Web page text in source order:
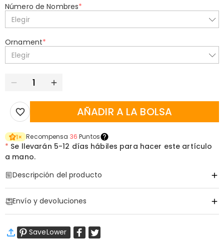
Número de Nombres*
Elegir
Ornament*
Elegir
AÑADIR A LA BOLSA
1× Recompensa 36 Puntos
* Se llevarán 5-12 días hábiles para hacer este artículo
a mano.
Descripción del producto
El Compañero Definitivo para su Fairway Favorito
Esto no es solo una bolsa de accesorios; es un recordatorio
constante de la familia que lo anima desde el hoyo 19. Dale una
Envío y devoluciones
Envío Estándar:9-18
Días Laborables
SaveLower